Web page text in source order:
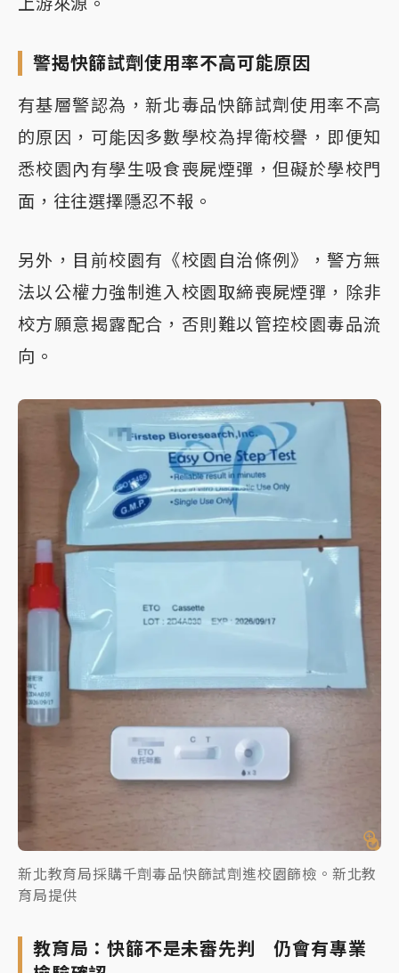
警揭快篩試劑使用率不高可能原因
有基層警認為，新北毒品快篩試劑使用率不高
的原因，可能因多數學校為捍衛校譽，即便知
悉校園內有學生吸食喪屍煙彈，但礙於學校門
面，往往選擇隱忍不報。
另外，目前校園有《校園自治條例》，警方無
法以公權力強制進入校園取締喪屍煙彈，除非
校方願意揭露配合，否則難以管控校園毒品流
向。
新北教育局採購千劑毒品快篩試劑進校園篩檢。新北教
育局提供
教育局：快篩不是未審先判 仍會有專業